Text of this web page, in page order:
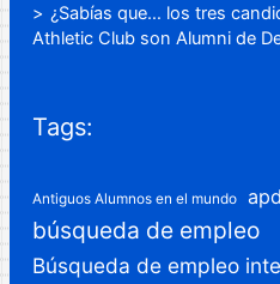
¿Sabías que… los tres
Athletic Club son Alumni de
Tags:
Antiguos Alumnos en el mundo apd
búsqueda de empleo
Búsqueda de empleo